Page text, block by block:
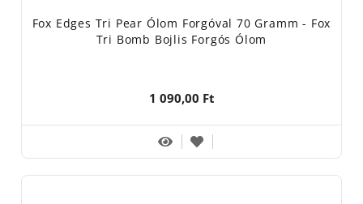
Fox Edges Tri Pear Ólom Forgóval 70 Gramm - Fox
Tri Bomb Bojlis Forgós Ólom
1 090,00 Ft